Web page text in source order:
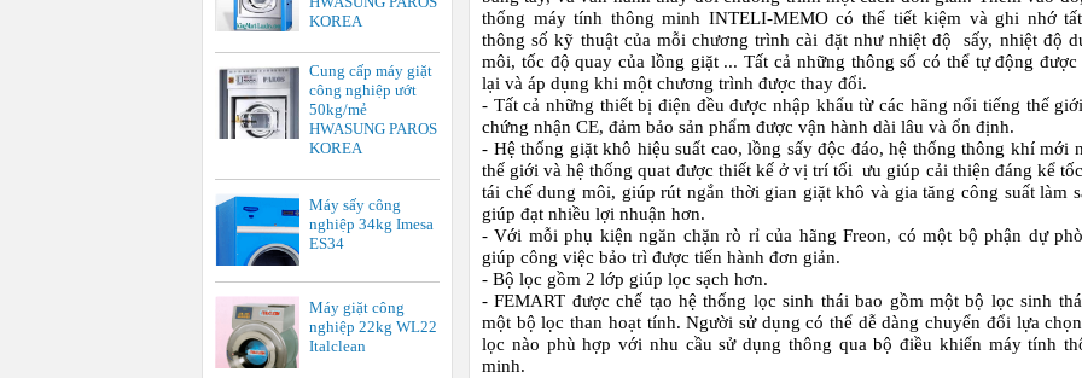
KOREA
Cung cấp máy giặt
công nghiệp ướt
50kg/mẻ
HWASUNG PAROS
KOREA
Máy sấy công
nghiệp 34kg Imesa
ES34
Máy giặt công
nghiệp 22kg WL22
Italclean
thống máy tính thông minh INTELI-MEMO có thể tiết kiệm và ghi nhớ
thông số kỹ thuật của mỗi chương trình cài đặt như nhiệt độ sấy, nhiệt độ
môi, tốc độ quay của lồng giặt ... Tất cả những thông số có thể tự động
lại và áp dụng khi một chương trình được thay đổi.
- Tất cả những thiết bị điện đều được nhập khẩu từ các hãng nổi tiếng thế
chứng nhận CE, đảm bảo sản phẩm được vận hành dài lâu và ổn định.
- Hệ thống giặt khô hiệu suất cao, lồng sấy độc đáo, hệ thống thông khí mới
thế giới và hệ thống quat được thiết kế ở vị trí tối ưu giúp cải thiện đáng kể
tái chế dung môi, giúp rút ngắn thời gian giặt khô và gia tăng công suất làm
giúp đạt nhiều lợi nhuận hơn.
- Với mỗi phụ kiện ngăn chặn rò rỉ của hãng Freon, có một bộ phận dự
giúp công việc bảo trì được tiến hành đơn giản.
- Bộ lọc gồm 2 lớp giúp lọc sạch hơn.
- FEMART được chế tạo hệ thống lọc sinh thái bao gồm một bộ lọc sinh
một bộ lọc than hoạt tính. Người sử dụng có thể dễ dàng chuyển đổi lựa
lọc nào phù hợp với nhu cầu sử dụng thông qua bộ điều khiển máy tính
minh.